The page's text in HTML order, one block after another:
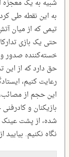
شبیه به یک
به این نقطه طی
حتی یک بازی
خسته‌کننده صدور
حق دارد که از
رعایت کنیم،
این حجم از
بازیکنان و
شده، از پشت
نگاه نکنیم.